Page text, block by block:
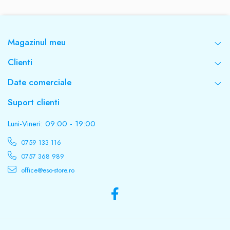
Model
TED10.5KSVC
Conectori iesire
1 x Schuko + regleta
Magazinul meu
Clienti
Date comerciale
Suport clienti
Luni-Vineri: 09:00 - 19:00
0759 133 116
0757 368 989
office@eso-store.ro